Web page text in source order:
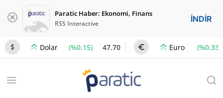
Paratic Haber: Ekonomi, Finans
RSS Interactive İNDİR
Dolar (%0.15) 47.70 Euro (%0.33)